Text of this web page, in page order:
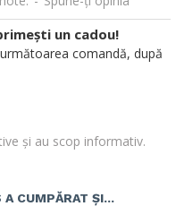
și au scop informativ.
un cadou!
comandă, după
A CUMPĂRAT ȘI...